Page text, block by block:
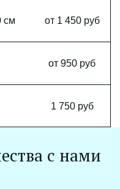
см от 1 450 руб
от 950 руб
1 750 руб
с нами